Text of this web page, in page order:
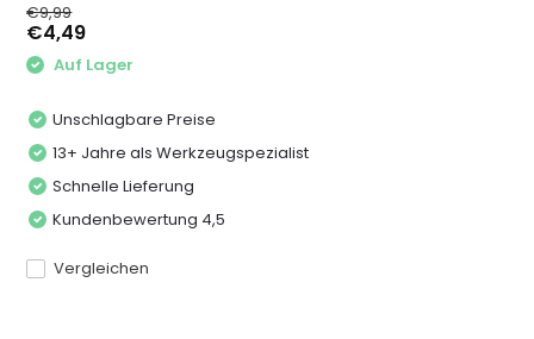
€9,99
€4,49
Auf Lager
Unschlagbare Preise
13+ Jahre als Werkzeugspezialist
Schnelle Lieferung
Kundenbewertung 4,5
Vergleichen